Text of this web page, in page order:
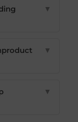
▼
▼
▼